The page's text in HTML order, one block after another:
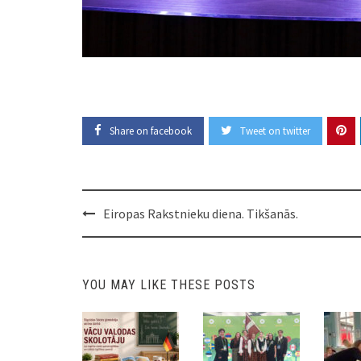
Share on facebook Tweet on twitter
PostEiropas Rakstnieku diena. Tikšanās.
YOU MAY LIKE THESE POSTS